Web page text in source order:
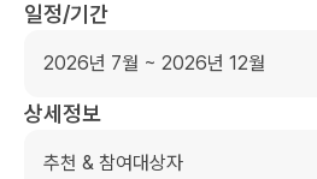
일정/기간
2026년 7월 ~ 2026년 12월
상세정보
추천 & 참여대상자